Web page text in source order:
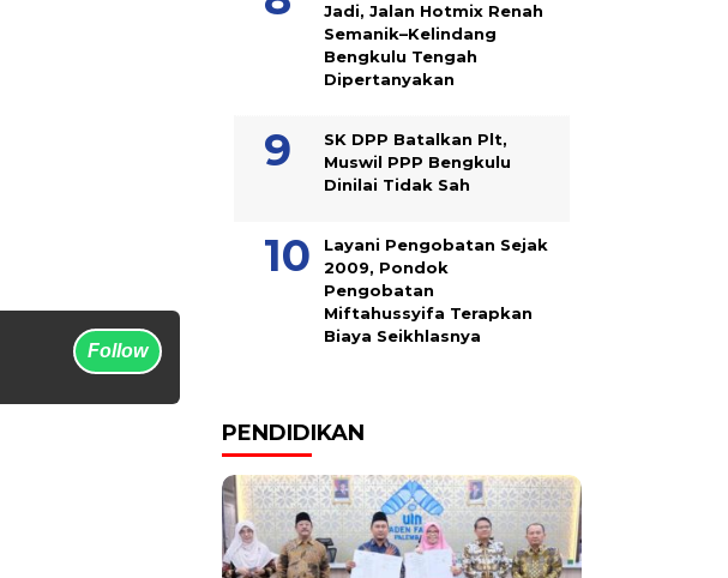
Follow
Jadi, Jalan Hotmix Renah
Semanik–Kelindang
Bengkulu Tengah
Dipertanyakan
SK DPP Batalkan Plt,
Muswil PPP Bengkulu
Dinilai Tidak Sah
Layani Pengobatan Sejak
2009, Pondok
Pengobatan
Miftahussyifa Terapkan
Biaya Seikhlasnya
PENDIDIKAN